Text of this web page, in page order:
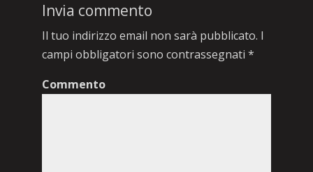
Invia commento
Il tuo indirizzo email non sarà pubblicato. I
campi obbligatori sono contrassegnati *
Commento